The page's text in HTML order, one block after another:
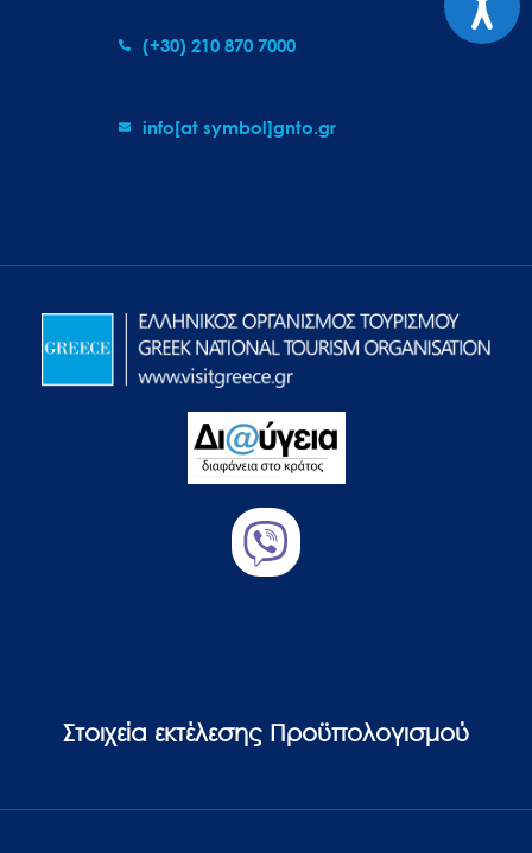
(+30) 210 870 7000
info[at symbol]gnto.gr
Στοιχεία εκτέλεσης Προϋπολογισμού